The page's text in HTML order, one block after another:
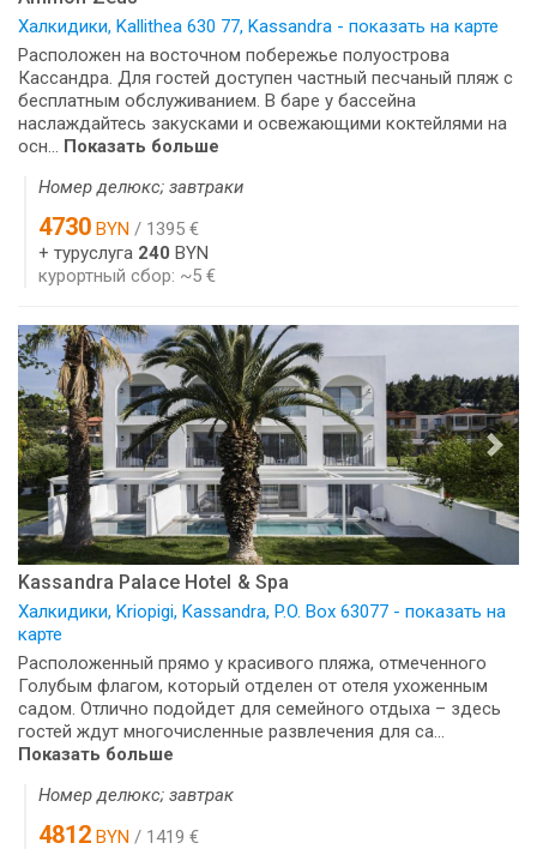
Халкидики, Kallithea 630 77, Kassandra - показать на карте
Расположен на восточном побережье полуострова
Кассандра. Для гостей доступен частный песчаный пляж с
бесплатным обслуживанием. В баре у бассейна
наслаждайтесь закусками и освежающими коктейлями на
осн... Показать больше
Номер делюкс; завтраки
4730 BYN / 1395 €
+ туруслуга 240 BYN
курортный сбор: ~5 €
Kassandra Palace Hotel & Spa
Халкидики, Kriopigi, Kassandra, P.O. Box 63077 - показать на
карте
Расположенный прямо у красивого пляжа, отмеченного
Голубым флагом, который отделен от отеля ухоженным
садом. Отлично подойдет для семейного отдыха – здесь
гостей ждут многочисленные развлечения для са...
Показать больше
Номер делюкс; завтрак
4812 BYN / 1419 €